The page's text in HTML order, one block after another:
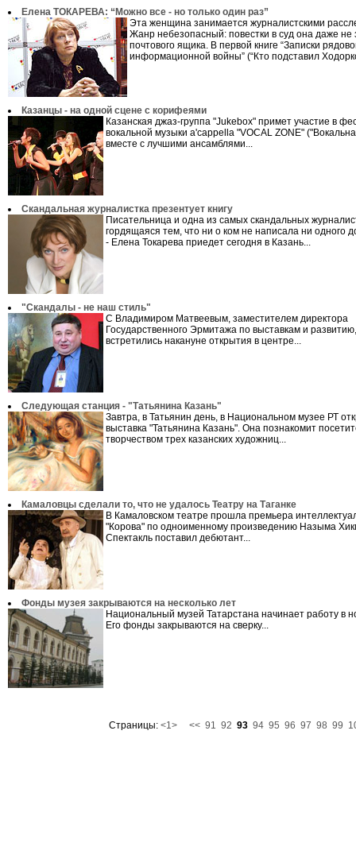
Елена ТОКАРЕВА: “Можно все - но только один раз”
Эта женщина занимается журналистскими
Жанр небезопасный: повестки в суд она даже не
почтового ящика. В первой книге “Записки
информационной войны” (“Кто подставил
Казанцы - на одной сцене с корифеями
Казанская джаз-группа "Jukebox" примет участие в
вокальной музыки a'cappella "VOCAL ZONE"
вместе с лучшими ансамблями...
Скандальная журналистка презентует книгу
Писательница и одна из самых скандальных
гордящаяся тем, что ни о ком не написала ни одного
- Елена Токарева приедет сегодня в Казань...
"Скандалы - не наш стиль"
С Владимиром Матвеевым, заместителем директора
Государственного Эрмитажа по выставкам и
встретились накануне открытия в центре...
Следующая станция - "Татьянина Казань"
Завтра, в Татьянин день, в Национальном музее РТ
выставка "Татьянина Казань". Она познакомит
творчеством трех казанских художниц...
Камаловцы сделали то, что не удалось Театру на Таганке
В Камаловском театре прошла премьера
"Корова" по одноименному произведению Назыма
Спектакль поставил дебютант...
Фонды музея закрываются на несколько лет
Национальный музей Татарстана начинает работу в
Его фонды закрываются на сверку...
Страницы: <1> << 91 92 93 94 95 96 97 98 99